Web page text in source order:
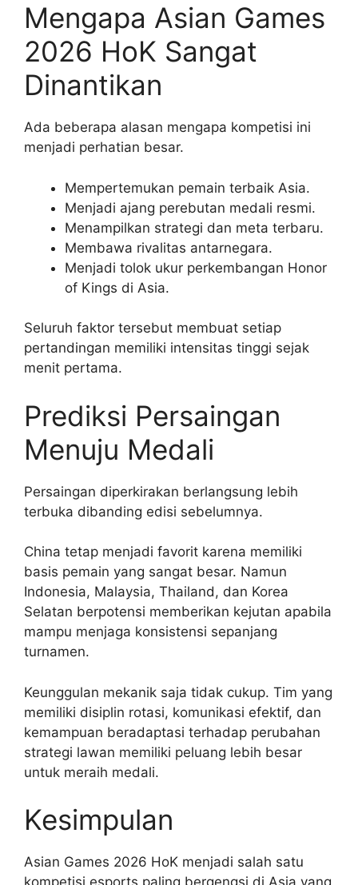
Mengapa Asian Games
2026 HoK Sangat
Dinantikan
Ada beberapa alasan mengapa kompetisi ini
menjadi perhatian besar.
Mempertemukan pemain terbaik Asia.
Menjadi ajang perebutan medali resmi.
Menampilkan strategi dan meta terbaru.
Membawa rivalitas antarnegara.
Menjadi tolok ukur perkembangan Honor
of Kings di Asia.
Seluruh faktor tersebut membuat setiap
pertandingan memiliki intensitas tinggi sejak
menit pertama.
Prediksi Persaingan
Menuju Medali
Persaingan diperkirakan berlangsung lebih
terbuka dibanding edisi sebelumnya.
China tetap menjadi favorit karena memiliki
basis pemain yang sangat besar. Namun
Indonesia, Malaysia, Thailand, dan Korea
Selatan berpotensi memberikan kejutan apabila
mampu menjaga konsistensi sepanjang
turnamen.
Keunggulan mekanik saja tidak cukup. Tim yang
memiliki disiplin rotasi, komunikasi efektif, dan
kemampuan beradaptasi terhadap perubahan
strategi lawan memiliki peluang lebih besar
untuk meraih medali.
Kesimpulan
Asian Games 2026 HoK menjadi salah satu